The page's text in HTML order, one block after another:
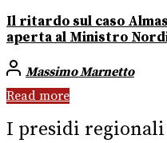
Il ritardo sul caso
aperta al Ministro
Massimo Marnetto
Read more
I presidi